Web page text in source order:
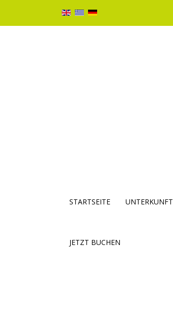
STARTSEITE UNTERKUNFT
JETZT BUCHEN